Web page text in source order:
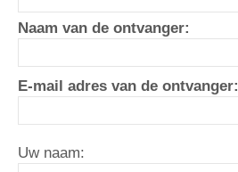
Naam van de ontvanger:
E-mail adres van de ontvanger:
Uw naam: